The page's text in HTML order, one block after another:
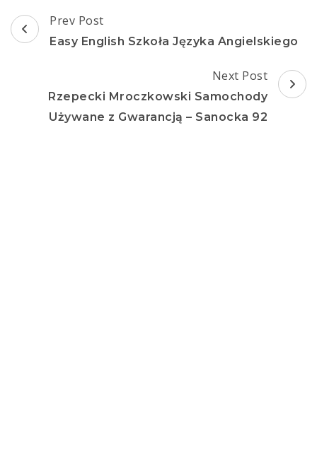
Post
Navigation
Prev Post
Easy English Szkoła Języka Angielskiego
Next Post
Rzepecki Mroczkowski Samochody
Używane z Gwarancją – Sanocka 92